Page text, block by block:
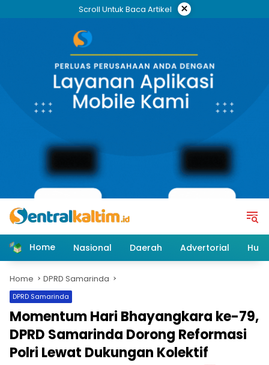
Scroll Untuk Baca Artikel ×
Home Nasional Daerah Advertorial
Home DPRD Samarinda
DPRD Samarinda
Momentum Hari Bhayangkara ke-79,
DPRD Samarinda Dorong Reformasi
Polri Lewat Dukungan Kolektif